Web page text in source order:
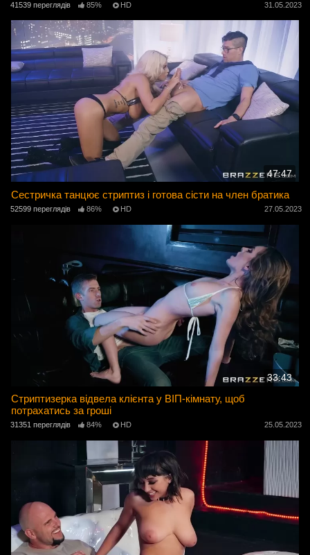
41539 переглядів 85% HD 31.05.2023
47:47
Сестричка танцює стриптиз і готова сісти на член братика
52599 переглядів 86% HD 27.05.2023
33:43
Стриптизерка відвела клієнта у ВІП-кімнату, щоб
потрахатись за гроші
31351 переглядів 84% HD 25.05.2023